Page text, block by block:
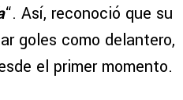
“. Así, reconoció que su
goles como delantero,
el primer momento.